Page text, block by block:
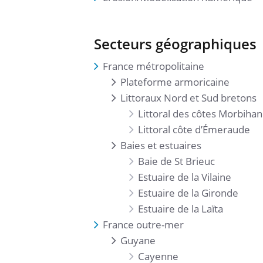
Secteurs géographiques
France métropolitaine
Plateforme armoricaine
Littoraux Nord et Sud bretons
Littoral des côtes
Littoral côte d’Émeraude
Baies et estuaires
Baie de St Brieuc
Estuaire de la Vilaine
Estuaire de la Gironde
Estuaire de la Laïta
France outre-mer
Guyane
Cayenne